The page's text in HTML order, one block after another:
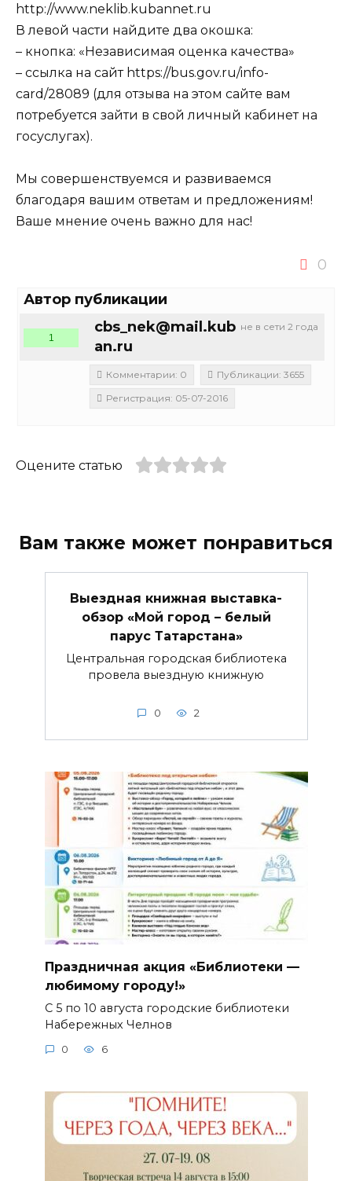
http://www.neklib.kubannet.ru
В левой части найдите два окошка:
– кнопка: «Независимая оценка качества»
– ссылка на сайт https://bus.gov.ru/info-
card/28089 (для отзыва на этом сайте вам
потребуется зайти в свой личный кабинет на
госуслугах).
Мы совершенствуемся и развиваемся
благодаря вашим ответам и предложениям!
Ваше мнение очень важно для нас!
0
Автор публикации
не в сети 2 года
cbs_nek@mail.kub
an.ru
1
Комментарии: 0
Публикации: 3655
Регистрация: 05-07-2016
Оцените статью
Вам также может понравиться
Выездная книжная выставка-
обзор «Мой город – белый
парус Татарстана»
Центральная городская библиотека
провела выездную книжную
0 2
Праздничная акция «Библиотеки —
любимому городу!»
С 5 по 10 августа городские библиотеки
Набережных Челнов
0 6